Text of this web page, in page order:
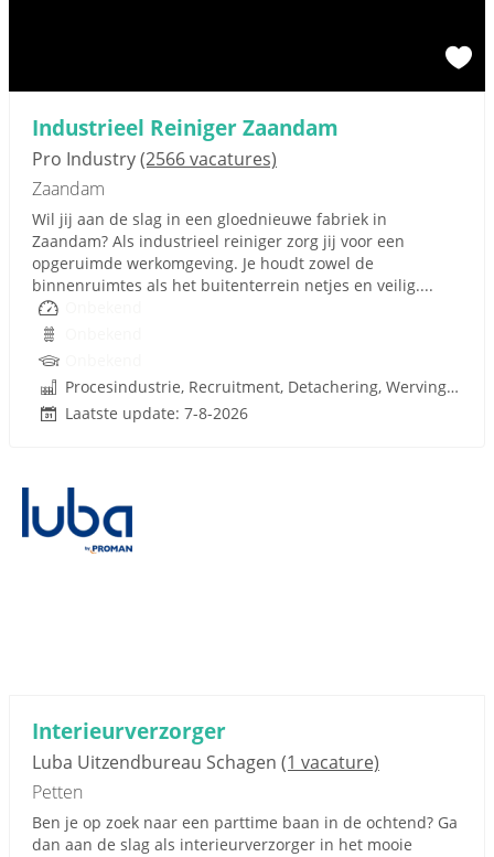
Industrieel Reiniger Zaandam
Pro Industry(2566 vacatures)
Zaandam
Wil jij aan de slag in een gloednieuwe fabriek in
Zaandam? Als industrieel reiniger zorg jij voor een
opgeruimde werkomgeving. Je houdt zowel de
binnenruimtes als het buitenterrein netjes en veilig....
Procesindustrie, Recruitment, Detachering, Werving en Selectie
Laatste update: 7-8-2026
Interieurverzorger
Luba Uitzendbureau Schagen (1 vacature)
Petten
Ben je op zoek naar een parttime baan in de ochtend? Ga
dan aan de slag als interieurverzorger in het mooie